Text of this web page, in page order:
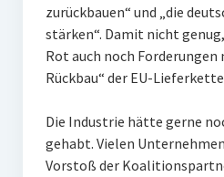
zurückbauen“ und „die
stärken“. Damit nicht
Rot auch noch
Rückbau“ der EU-
Die Industrie hätte gerne
gehabt. Vielen
Vorstoß der